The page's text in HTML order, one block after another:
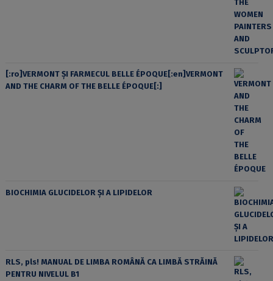
[:ro]VERMONT ȘI FARMECUL BELLE ÉPOQUE[:en]VERMONT
AND THE CHARM OF THE BELLE ÉPOQUE[:]
BIOCHIMIA GLUCIDELOR ȘI A LIPIDELOR
RLS, pls! MANUAL DE LIMBA ROMÂNĂ CA LIMBĂ STRĂINĂ
PENTRU NIVELUL B1